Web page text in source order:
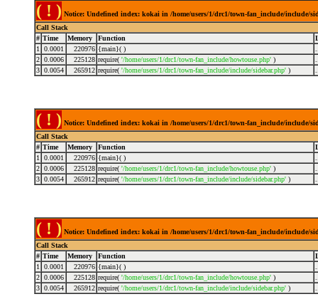
( ! ) Notice: Undefined index: kokai in /home/users/1/drc1/town-fan_include/include/
Call Stack
# Time Memory Function
1
0.0001 220976 {main}( )
2 0.0006 225128 require( '/home/users/1/drc1/town-fan_include/howtouse.php' )
3 0.0054 265912 require( '/home/users/1/drc1/town-fan_include/include/sidebar.php' )
( ! ) Notice: Undefined index: kokai in /home/users/1/drc1/town-fan_include/include/
Call Stack
# Time Memory Function
1
0.0001 220976 {main}( )
2 0.0006 225128 require( '/home/users/1/drc1/town-fan_include/howtouse.php' )
3 0.0054 265912 require( '/home/users/1/drc1/town-fan_include/include/sidebar.php' )
( ! ) Notice: Undefined index: kokai in /home/users/1/drc1/town-fan_include/include/
Call Stack
# Time Memory Function
1
0.0001 220976 {main}( )
2 0.0006 225128 require( '/home/users/1/drc1/town-fan_include/howtouse.php' )
3 0.0054 265912 require( '/home/users/1/drc1/town-fan_include/include/sidebar.php' )